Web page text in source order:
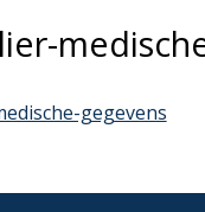
gegevens